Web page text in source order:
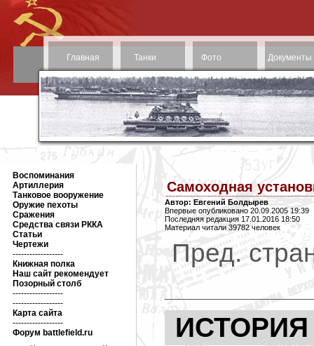
Главная Танки Фото Документы
Воспоминания
Артиллерия
Танковое вооружение
Оружие пехоты
Сражения
Средства связи РККА
Статьи
Чертежи
------------------
Книжная полка
Наш сайт рекомендует
Позорный столб
------------------
------------------
Карта сайта
------------------
Форум battlefield.ru
Самоходная
Автор: Евгений Болдырев
Впервые опубликовано 20.09.2005 19:39
Последняя редакция 17.01.2016 18:50
Материал читали 39782 человек
Пред.